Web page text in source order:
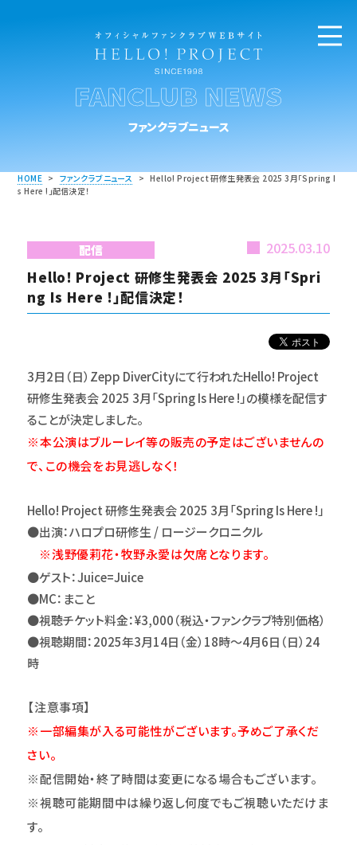
FANCLUB NEWS
ファンクラブニュース
HOME > ファンクラブニュース > Hello! Project 研修生発表会 2025 3月「Spring I
s Here !」配信決定！
配信 2025.03.10
Hello! Project 研修生発表会 2025 3月「Spri
ng Is Here !」配信決定！
3月2日（日）Zepp DiverCityにて行われたHello! Project
研修生発表会 2025 3月「Spring Is Here !」の模様を配信す
ることが決定しました。
※本公演はブルーレイ等の販売の予定はございませんの
で、この機会をお見逃しなく！
Hello! Project 研修生発表会 2025 3月「Spring Is Here !」
●出演：ハロプロ研修生 / ロージークロニクル
※浅野優莉花・牧野永愛は欠席となります。
●ゲスト：Juice=Juice
●MC：まこと
●視聴チケット料金：¥3,000（税込・ファンクラブ特別価格）
●視聴期間：2025年3月14日（金）18時～4月6日（日）24
時
【注意事項】
※一部編集が入る可能性がございます。予めご了承くだ
さい。
※配信開始・終了時間は変更になる場合もございます。
※視聴可能期間中は繰り返し何度でもご視聴いただけま
す。